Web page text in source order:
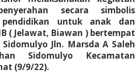
secara simbolis
untuk anak dan
( Jelawat, Biawan ) bertempat
Jln. Marsda A Saleh
Sidomulyo Kecamatan
(9/9/22).